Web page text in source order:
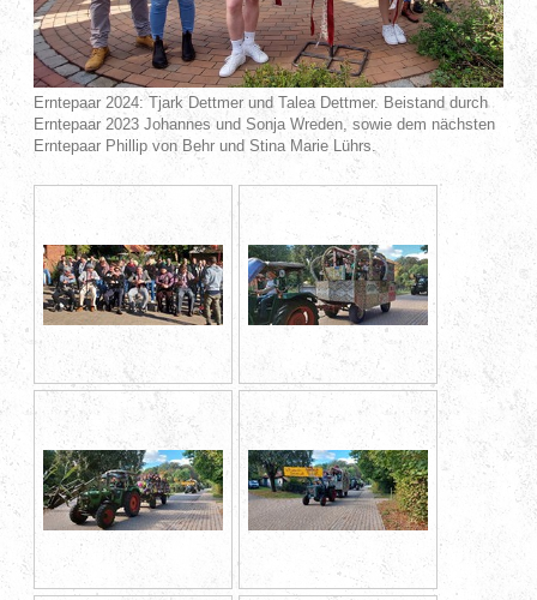
Erntepaar 2024: Tjark Dettmer und Talea Dettmer. Beistand durch
Erntepaar 2023 Johannes und Sonja Wreden, sowie dem nächsten
Erntepaar Phillip von Behr und Stina Marie Lührs.